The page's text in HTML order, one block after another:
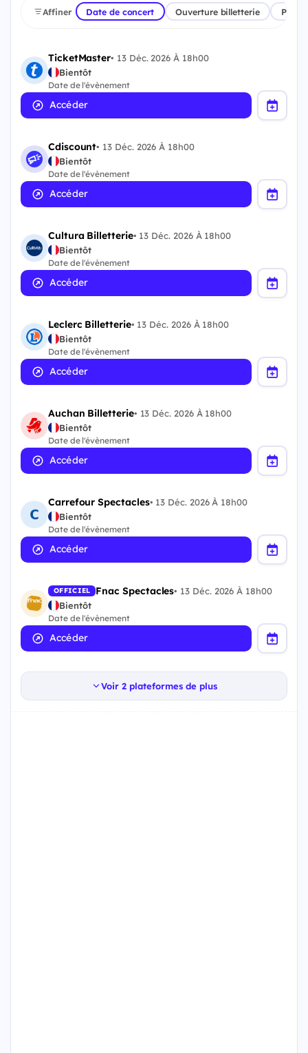
Affiner Date de concert Ouverture billetterie
TicketMaster• 13 Déc. 2026 À 18h00
Bientôt
Date de l'évènement
Accéder
Cdiscount• 13 Déc. 2026 À 18h00
Bientôt
Date de l'évènement
Accéder
Cultura Billetterie• 13 Déc. 2026 À 18h00
Bientôt
Date de l'évènement
Accéder
Leclerc Billetterie• 13 Déc. 2026 À 18h00
Bientôt
Date de l'évènement
Accéder
Auchan Billetterie• 13 Déc. 2026 À 18h00
Bientôt
Date de l'évènement
Accéder
Carrefour Spectacles• 13 Déc. 2026 À 18h00
Bientôt
Date de l'évènement
Accéder
OFFICIEL Fnac Spectacles• 13 Déc. 2026 À 18h00
Bientôt
Date de l'évènement
Accéder
Voir 2 plateformes de plus